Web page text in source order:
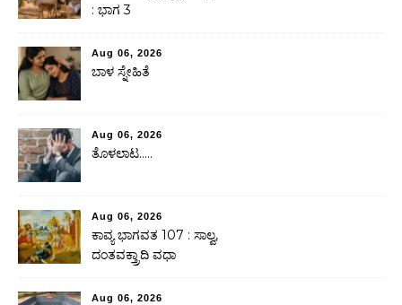
: ಭಾಗ 3
Aug 06, 2026
ಬಾಳ ಸ್ನೇಹಿತೆ
Aug 06, 2026
ತೊಳಲಾಟ…..
Aug 06, 2026
ಕಾವ್ಯ ಭಾಗವತ 107 : ಸಾಲ್ವ,
ದಂತವಕ್ತ್ರಾದಿ ವಧಾ
Aug 06, 2026